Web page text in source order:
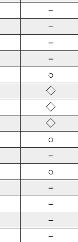
－
－
－
－
○
◇
◇
◇
○
－
○
－
－
－
－